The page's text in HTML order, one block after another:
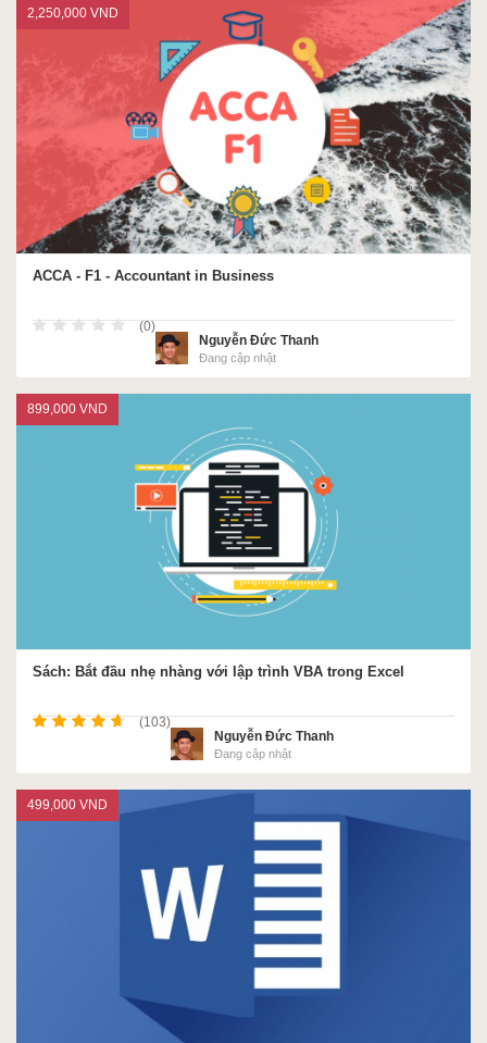
ACCA - F1 - Accountant in Business
(0)
Nguyễn Đức Thanh
Đang cập nhật
2,250,000 VND
Sách: Bắt đầu nhẹ nhàng với lập trình VBA trong Excel
(103)
Nguyễn Đức Thanh
Đang cập nhật
899,000 VND
499,000 VND